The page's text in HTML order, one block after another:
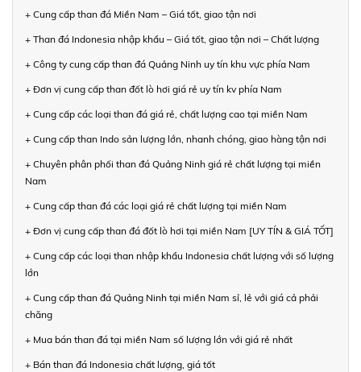
+ Cung cấp than đá Miền Nam – Giá tốt, giao tận nơi
+ Than đá Indonesia nhập khẩu – Giá tốt, giao tận nơi – Chất lượng
+ Công ty cung cấp than đá Quảng Ninh uy tín khu vực phía Nam
+ Đơn vị cung cấp than đốt lò hơi giá rẻ uy tín kv phía Nam
+ Cung cấp các loại than đá giá rẻ, chất lượng cao tại miền Nam
+ Cung cấp than Indo sản lượng lớn, nhanh chóng, giao hàng tận nơi
+ Chuyên phân phối than đá Quảng Ninh giá rẻ chất lượng tại miền
Nam
+ Cung cấp than đá các loại giá rẻ chất lượng tại miền Nam
+ Đơn vị cung cấp than đá đốt lò hơi tại miền Nam [UY TÍN & GIÁ TỐT]
+ Cung cấp các loại than nhập khẩu Indonesia chất lượng với số lượng
lớn
+ Cung cấp than đá Quảng Ninh tại miền Nam sỉ, lẻ với giá cả phải
chăng
+ Mua bán than đá tại miền Nam số lượng lớn với giá rẻ nhất
+ Bán than đá Indonesia chất lượng, giá tốt